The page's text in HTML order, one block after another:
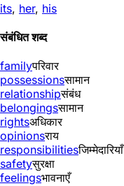
its, her, his
संबंधित शब्द
familyपरिवार
possessionsसामान
relationshipसंबंध
belongingsसामान
rightsअधिकार
opinionsराय
responsibilitiesजिम्मेदारियाँ
safetyसुरक्षा
feelingsभावनाएँ